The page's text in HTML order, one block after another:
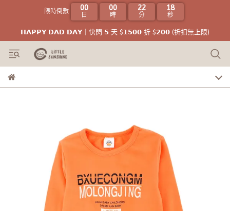
限時倒數 00
日
00
時
22
分
17
秒
𝗛𝗔𝗣𝗣𝗬 𝗗𝗔𝗗 𝗗𝗔𝗬｜快閃 𝟱 天 $𝟭𝟱𝟬𝟬 折 $𝟮𝟬𝟬 (折扣無上限)